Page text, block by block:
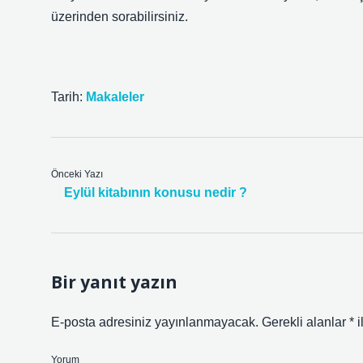
üzerinden sorabilirsiniz.
Tarih: Makaleler
Önceki Yazı
Eylül kitabının konusu nedir ?
Bir yanıt yazın
E-posta adresiniz yayınlanmayacak. Gerekli alanlar *
Yorum